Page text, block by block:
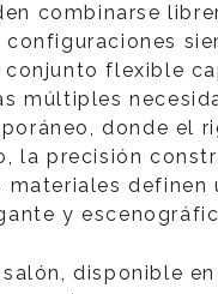
combinarse
conjunto flexible
múltiples
donde el
la precisión
materiales definen
y
disponible